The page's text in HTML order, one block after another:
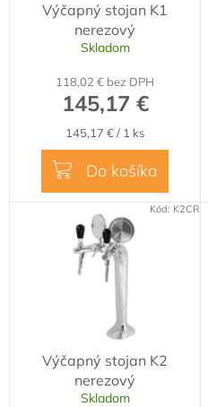
Výčapný stojan K1
nerezový
Skladom
118,02 € bez DPH
145,17 €
Jednotková
cena:
145,17 € / 1 ks
Do košíka
Výčapný stojan K2
nerezový
Skladom
Kód: K2CR